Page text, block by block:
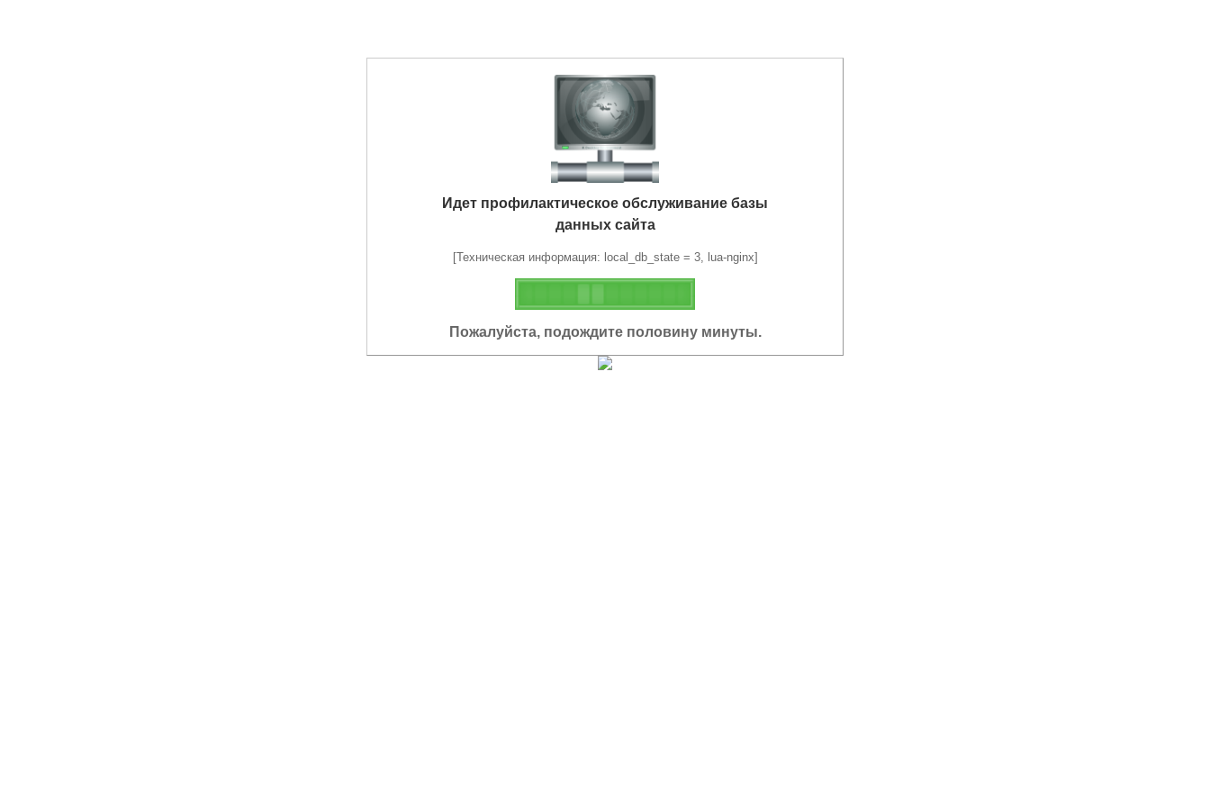
Идет профилактическое обслуживание базы
данных сайта
[Техническая информация: local_db_state = 3, lua-nginx]
Пожалуйста, подождите половину минуты.